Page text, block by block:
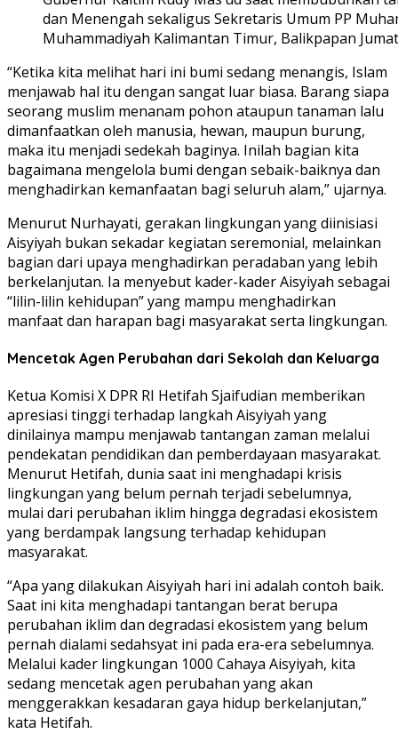
dan Menengah sekaligus Sekretaris Umum PP
Muhammadiyah Kalimantan Timur, Balikpapan
“Ketika kita melihat hari ini bumi sedang menangis, Islam
menjawab hal itu dengan sangat luar biasa. Barang siapa
seorang muslim menanam pohon ataupun tanaman lalu
dimanfaatkan oleh manusia, hewan, maupun burung,
maka itu menjadi sedekah baginya. Inilah bagian kita
bagaimana mengelola bumi dengan sebaik-baiknya dan
menghadirkan kemanfaatan bagi seluruh alam,” ujarnya.
Menurut Nurhayati, gerakan lingkungan yang diinisiasi
Aisyiyah bukan sekadar kegiatan seremonial, melainkan
bagian dari upaya menghadirkan peradaban yang lebih
berkelanjutan. Ia menyebut kader-kader Aisyiyah sebagai
“lilin-lilin kehidupan” yang mampu menghadirkan
manfaat dan harapan bagi masyarakat serta lingkungan.
Mencetak Agen Perubahan dari Sekolah dan Keluarga
Ketua Komisi X DPR RI Hetifah Sjaifudian memberikan
apresiasi tinggi terhadap langkah Aisyiyah yang
dinilainya mampu menjawab tantangan zaman melalui
pendekatan pendidikan dan pemberdayaan masyarakat.
Menurut Hetifah, dunia saat ini menghadapi krisis
lingkungan yang belum pernah terjadi sebelumnya,
mulai dari perubahan iklim hingga degradasi ekosistem
yang berdampak langsung terhadap kehidupan
masyarakat.
“Apa yang dilakukan Aisyiyah hari ini adalah contoh baik.
Saat ini kita menghadapi tantangan berat berupa
perubahan iklim dan degradasi ekosistem yang belum
pernah dialami sedahsyat ini pada era-era sebelumnya.
Melalui kader lingkungan 1000 Cahaya Aisyiyah, kita
sedang mencetak agen perubahan yang akan
menggerakkan kesadaran gaya hidup berkelanjutan,”
kata Hetifah.